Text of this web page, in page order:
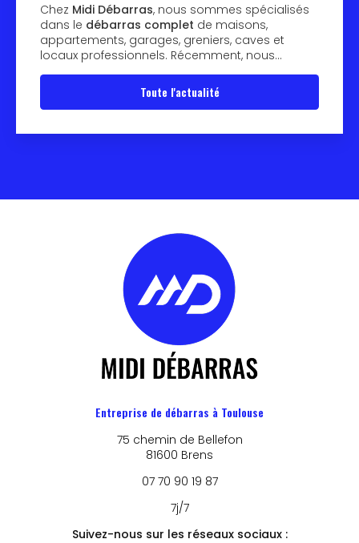
Chez Midi Débarras, nous sommes spécialisés
dans le débarras complet de maisons,
appartements, garages, greniers, caves et
locaux professionnels. Récemment, nous…
Toute l'actualité
Entreprise de débarras à Toulouse
75 chemin de Bellefon
81600 Brens
07 70 90 19 87
7j/7
Suivez-nous sur les réseaux sociaux :